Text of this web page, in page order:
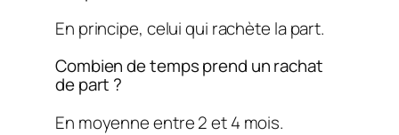
En principe, celui qui rachète la part.
Combien de temps prend un rachat
de part ?
En moyenne entre 2 et 4 mois.